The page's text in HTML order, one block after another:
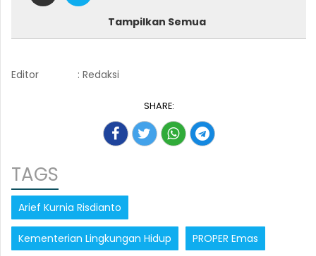
Tampilkan Semua
Editor : Redaksi
SHARE:
TAGS
Arief Kurnia Risdianto
Kementerian Lingkungan Hidup PROPER Emas